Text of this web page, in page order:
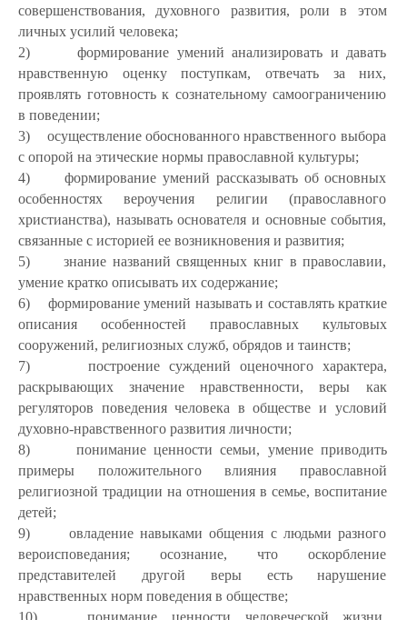
совершенствования, духовного развития, роли в этом
личных усилий человека;
2)
формирование умений анализировать и давать
нравственную оценку поступкам, отвечать за них,
проявлять готовность к сознательному самоограничению
в поведении;
3)
осуществление обоснованного нравственного выбора
с опорой на этические нормы православной культуры;
4)
формирование умений рассказывать об основных
особенностях вероучения религии (православного
христианства), называть основателя и основные события,
связанные с историей ее возникновения и развития;
5)
знание названий священных книг в православии,
умение кратко описывать их содержание;
6)
формирование умений называть и составлять краткие
описания особенностей православных культовых
сооружений, религиозных служб, обрядов и таинств;
7)
построение суждений оценочного характера,
раскрывающих значение нравственности, веры как
регуляторов поведения человека в обществе и условий
духовно-нравственного развития личности;
8)
понимание ценности семьи, умение приводить
примеры положительного влияния православной
религиозной традиции на отношения в семье, воспитание
детей;
9)
овладение навыками общения с людьми разного
вероисповедания; осознание, что оскорбление
представителей другой веры есть нарушение
нравственных норм поведения в обществе;
10)
понимание ценности человеческой жизни,